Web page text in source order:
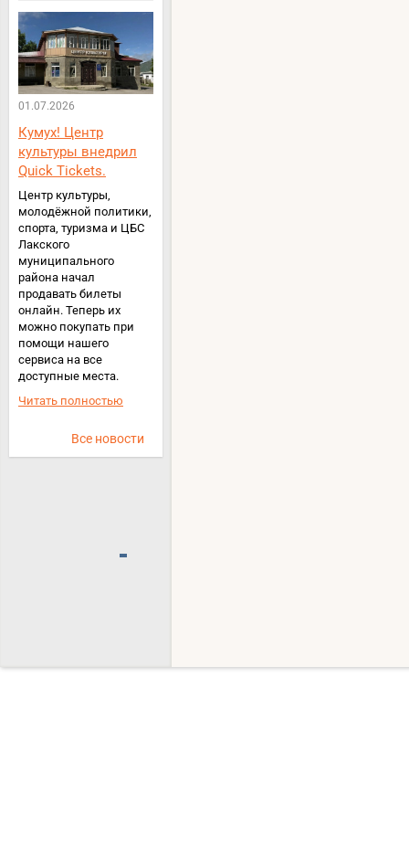
01.07.2026
Кумух! Центр
культуры внедрил
Quick Tickets.
Центр культуры,
молодёжной политики,
спорта, туризма и ЦБС
Лакского
муниципального
района начал
продавать билеты
онлайн. Теперь их
можно покупать при
помощи нашего
сервиса на все
доступные места.
Читать полностью
Все новости